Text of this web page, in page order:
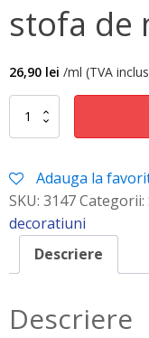
stofa de
26,90 lei /ml (TVA
Cantitate
09
Adauga la
SKU: 3147Categorii:
decoratiuni
Descriere
Descriere